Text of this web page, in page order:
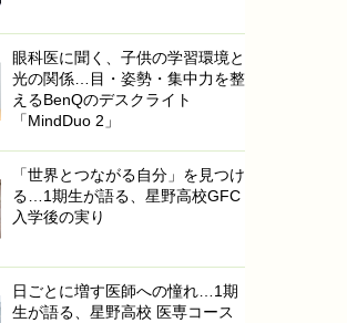
眼科医に聞く、子供の学習環境と
光の関係…目・姿勢・集中力を整
えるBenQのデスクライト
「MindDuo 2」
「世界とつながる自分」を見つけ
る…1期生が語る、星野高校GFC
入学後の実り
日ごとに増す医師への憧れ…1期
生が語る、星野高校 医専コース